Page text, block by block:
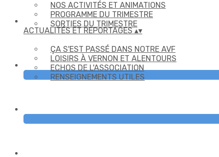
NOS ACTIVITÉS ET ANIMATIONS
PROGRAMME DU TRIMESTRE
SORTIES DU TRIMESTRE
ACTUALITÉS ET REPORTAGES▴▾
ÇA S'EST PASSÉ DANS NOTRE AVF
LOISIRS À VERNON ET ALENTOURS
ECHOS DE L'ASSOCIATION
RENSEIGNEMENTS UTILES